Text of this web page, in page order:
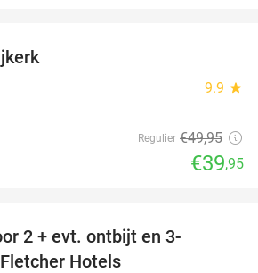
9.9 star
Regulier €49,95
€39,95
2 + evt. ontbijt en 3-
Hotels